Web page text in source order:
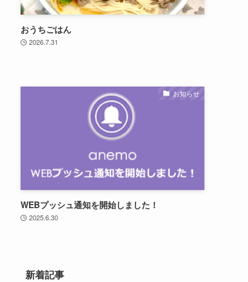
おうちごはん
2026.7.31
お知らせ
WEBプッシュ通知を開始しました！
2025.6.30
新着記事